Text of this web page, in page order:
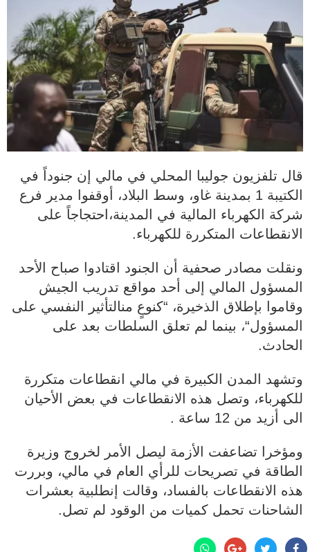
قال تلفزيون جوليبا المحلي في مالي إن جنوداً في
الكتيبة 1 بمدينة غاو، وسط البلاد، أوقفوا مدير فرع
شركة الكهرباء المالية في المدينة،احتجاجاً على
الانقطاعات المتكررة للكهرباء.
ونقلت مصادر صحفية أن الجنود اقتادوا صباح الأحد
المسؤول المالي إلى أحد مواقع تدريب الجيش
وقاموا بإطلاق الذخيرة، “كنوعٍ منالتأثير النفسي على
المسؤول“، بينما لم تعلق السلطات بعد على
الحادث.
وتشهد المدن الكبيرة في مالي انقطاعات متكررة
للكهرباء، وتصل هذه الانقطاعات في بعض الأحيان
الى أزيد من 12 ساعة .
ومؤخرا تضاعفت الأزمة ليصل الأمر لخروج وزيرة
الطاقة في تصريحات للرأي العام في مالي، وبررت
هذه الانقطاعات بالفساد، وقالت إنطلبية بعشرات
الشاحنات تحمل كميات من الوقود لم تصل.